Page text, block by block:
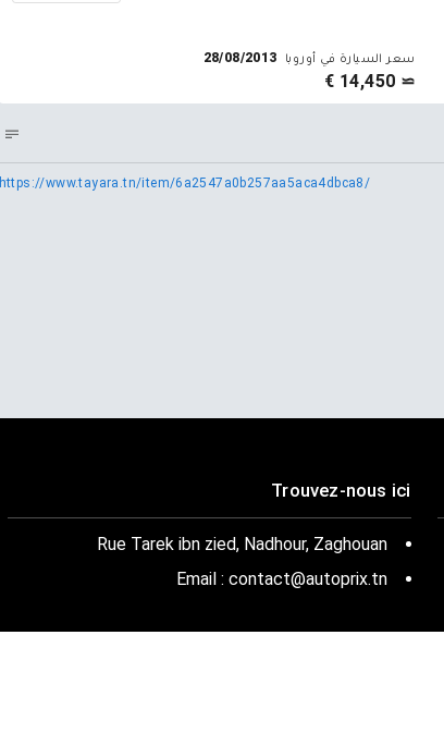
سعر السيارة في أوروبا 28/08/2013
≃ 14,450 €
https://www.tayara.tn/item/6a2547a0b257aa5aca4dbca8/
Trouvez-nous ici
Rue Tarek ibn zied, Nadhour, Zaghouan
Email : contact@autoprix.tn